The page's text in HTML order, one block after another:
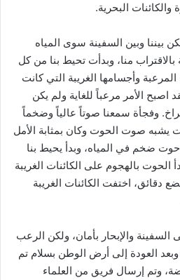
البحرية.
بيننا وبين السفينة سوى المياه
بالاقتراب منا، وبدأت تحيط بنا من كل
وأجسامها الغريبة التي كانت
اصبح الأمر مرعباً للغاية ولم يكن
وفجأة سمعنا صوتاً عالياً وضخماً
يشبه صوت الحوت وكان بمثابة الأمل
حوت ضخم في المياه، وبدأ يحيط بنا
الحوت بالهجوم على الكائنات الغريبة
دقائق، اختفت الكائنات الغريبة
والإبحار بأمان، ولكن الرعب
العودة إلى أرض الوطن بسلام تم
وتم إرسال فريق من العلماء